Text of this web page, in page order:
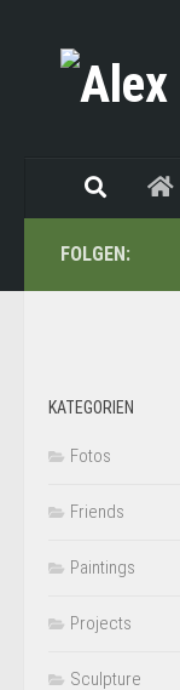
FOLGEN:
KATEGORIEN
Fotos
Friends
Paintings
Projects
Sculpture